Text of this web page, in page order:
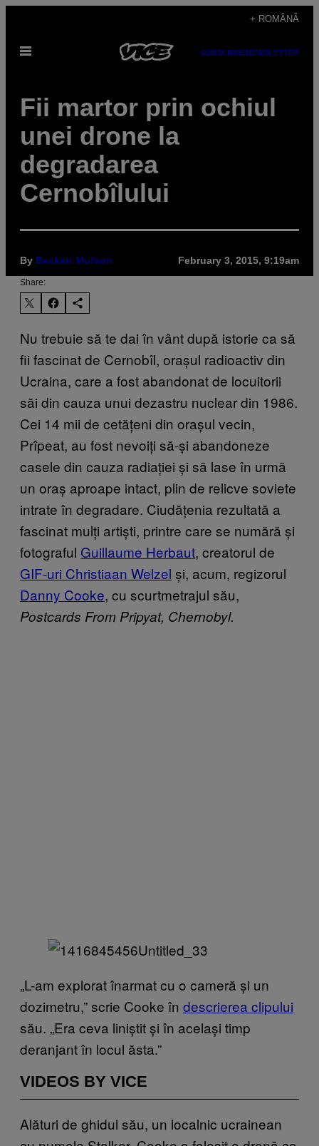
content
+ ROMÂNĂ
Open
SUBSCRIBENEWSLETTER
Fii martor prin ochiul
unei drone la
degradarea
Cernobîlului
By Beckett Mufson February 3, 2015, 9:19am
Share:
Nu trebuie să te dai în vânt după istorie ca să
fii fascinat de Cernobîl, orașul radioactiv din
Ucraina, care a fost abandonat de locuitorii
săi din cauza unui dezastru nuclear din 1986.
Cei 14 mii de cetățeni din orașul vecin,
Prîpeat, au fost nevoiți să-și abandoneze
casele din cauza radiației și să lase în urmă
un oraș aproape intact, plin de relicve soviete
intrate în degradare. Ciudățenia rezultată a
fascinat mulți artiști, printre care se numără și
fotograful Guillaume Herbaut, creatorul de
GIF-uri Christiaan Welzel și, acum, regizorul
Danny Cooke, cu scurtmetrajul său,
Postcards From Pripyat, Chernobyl.
„L-am explorat înarmat cu o cameră și un
dozimetru,” scrie Cooke în descrierea clipului
său. „Era ceva liniștit și în același timp
deranjant în locul ăsta.”
VIDEOS BY VICE
Alături de ghidul său, un localnic ucrainean